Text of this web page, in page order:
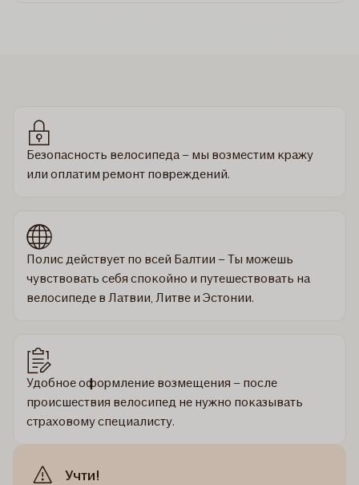
Безопасность велосипеда – мы возместим кражу
или оплатим ремонт повреждений.
Полис действует по всей Балтии – Ты можешь
чувствовать себя спокойно и путешествовать на
велосипеде в Латвии, Литве и Эстонии.
Удобное оформление возмещения – после
происшествия велосипед не нужно показывать
страховому специалисту.
Учти!